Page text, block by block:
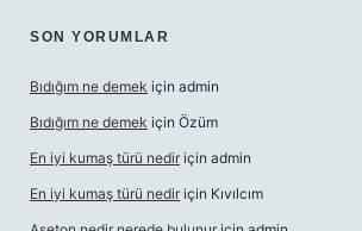
SON YORUMLAR
Bıdığım ne demek için admin
Bıdığım ne demek için Özüm
En iyi kumaş türü nedir için admin
En iyi kumaş türü nedir için Kıvılcım